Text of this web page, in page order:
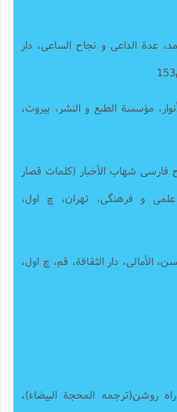
الداعی و نجاح الساعی، دار
مؤسسة الطبع و النشر، بیروت،
شهاب الأخبار (کلمات قصار
و فرهنگی، تهران، چ اول،
دار الثقافة، قم، چ اول،
المحجة البیضاء)،